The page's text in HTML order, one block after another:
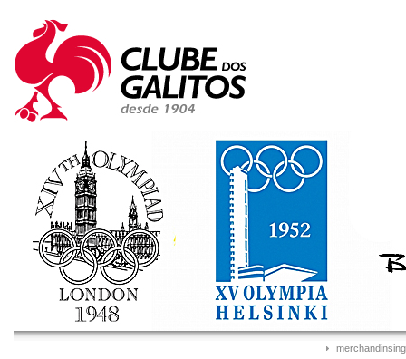
merchandinsing